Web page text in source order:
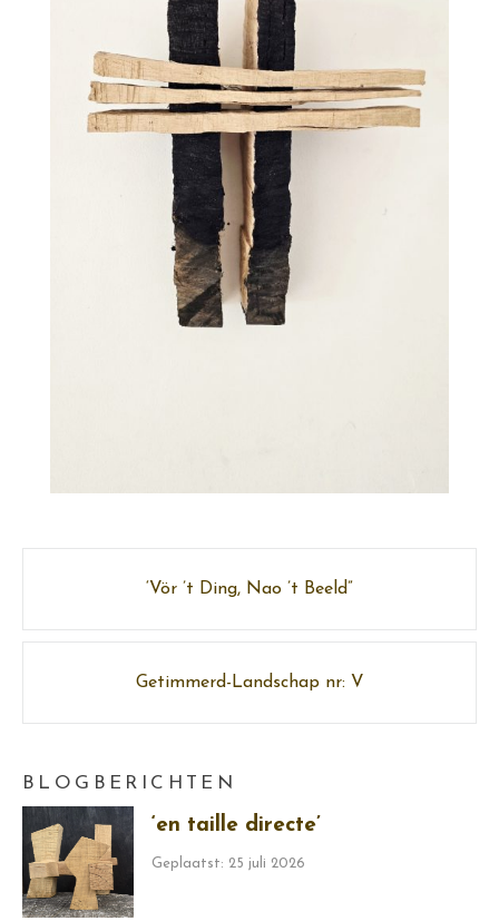
‘Vör ’t Ding, Nao ’t Beeld”
Getimmerd-Landschap nr: V
BLOGBERICHTEN
‘en taille directe’
Geplaatst: 25 juli 2026